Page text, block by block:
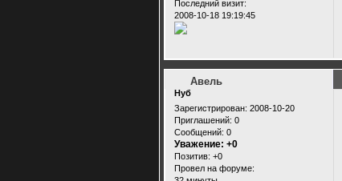
Последний визит:
2008-10-18 19:19:45
Авель
Нуб
Зарегистрирован: 2008-10-20
Приглашений: 0
Сообщений: 0
Уважение: +0
Позитив: +0
Провел на форуме: